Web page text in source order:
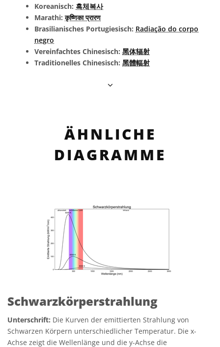
Koreanisch: 흑체복사
Marathi:कृष्णिका प्रारण
Brasilianisches Portugiesisch: Radiação do corpo
negro
Vereinfachtes Chinesisch: 黑体辐射
Traditionelles Chinesisch: 黑體輻射
ÄHNLICHE
DIAGRAMME
Schwarzkörperstrahlung
Unterschrift: Die Kurven der emittierten Strahlung von
Schwarzen Körpern unterschiedlicher Temperatur. Die x-
Achse zeigt die Wellenlänge und die y-Achse die